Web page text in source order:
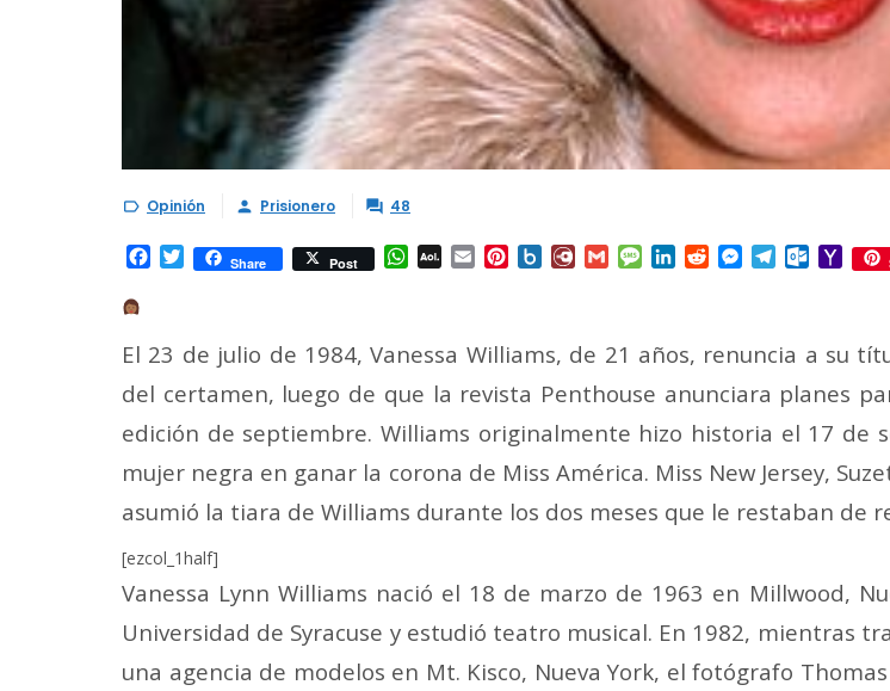
 Opinión  Prisionero  48
Facebook
TwitterShare Post WhatsApp
AOL Email Pinterest
Box.netDiary.RuGmailMessage
LinkedInRedditMessenger
Telegram
El 23 de julio de 1984, Vanessa Williams, de 21 años, renuncia a su
del certamen, luego de que la revista Penthouse anunciara planes
edición de septiembre. Williams originalmente hizo historia el 17 de
mujer negra en ganar la corona de Miss América. Miss New Jersey,
asumió la tiara de Williams durante los dos meses que le restaban de
[ezcol_1half]
Vanessa Lynn Williams nació el 18 de marzo de 1963 en Millwood,
Universidad de Syracuse y estudió teatro musical. En 1982, mientras
una agencia de modelos en Mt. Kisco, Nueva York, el fotógrafo